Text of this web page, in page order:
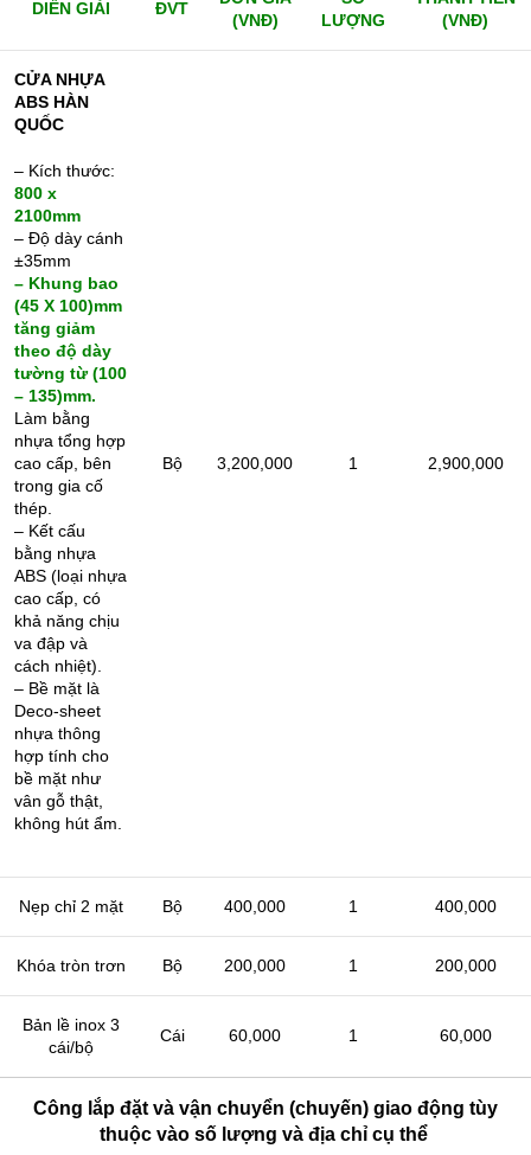
DIỄN GIẢI ĐVT
(VNĐ)
LƯỢNG
(VNĐ)
CỬA NHỰA
ABS HÀN
QUỐC
– Kích thước:
800 x
2100mm
– Độ dày cánh
±35mm
– Khung bao
(45 X 100)mm
tăng giảm
theo độ dày
tường từ (100
– 135)mm.
Làm bằng
nhựa tổng hợp
cao cấp, bên
trong gia cố
thép.
– Kết cấu
bằng nhựa
ABS (loại nhựa
cao cấp, có
khả năng chịu
va đập và
cách nhiệt).
– Bề mặt là
Deco-sheet
nhựa thông
hợp tính cho
bề mặt như
vân gỗ thật,
không hút ẩm.
Bộ 3,200,000 1 2,900,000
Nẹp chỉ 2 mặt Bộ 400,000 1 400,000
Khóa tròn trơn Bộ 200,000 1 200,000
Bản lề inox 3
cái/bộ
Cái 60,000 1 60,000
Công lắp đặt và vận chuyển (chuyến) giao động tùy
thuộc vào số lượng và địa chỉ cụ thể